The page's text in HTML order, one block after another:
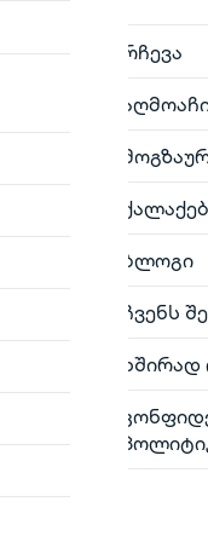
რჩევა
ბლოგი
ჩვენს
ხშირად